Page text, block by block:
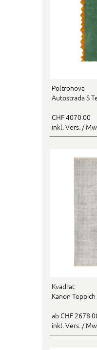
Poltronova
Autostrada S
CHF 4070.00
inkl. Vers. /
Kvadrat
Kanon
ab CHF
inkl. Vers. /